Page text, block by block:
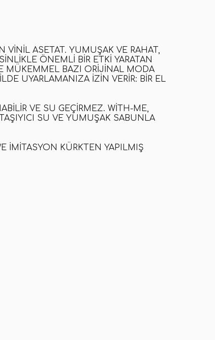
VINIL ASETAT. YUMUŞAK VE RAHAT,
ÖNEMLI BIR ETKI YARATAN
MÜKEMMEL BAZI ORIJINAL MODA
UYARLAMANIZA IZIN VERIR: BIR EL
VE SU GEÇIRMEZ. WITH-ME,
SU VE YUMUŞAK SABUNLA
IMITASYON KÜRKTEN YAPILMIŞ